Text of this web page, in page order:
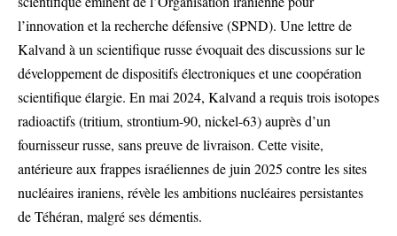
l’innovation et la recherche défensive (SPND). Une lettre de
Kalvand à un scientifique russe évoquait des discussions sur le
développement de dispositifs électroniques et une coopération
scientifique élargie. En mai 2024, Kalvand a requis trois isotopes
radioactifs (tritium, strontium-90, nickel-63) auprès d’un
fournisseur russe, sans preuve de livraison. Cette visite,
antérieure aux frappes israéliennes de juin 2025 contre les sites
nucléaires iraniens, révèle les ambitions nucléaires persistantes
de Téhéran, malgré ses démentis.